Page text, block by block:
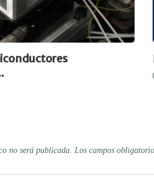
no será publicada. Los campos